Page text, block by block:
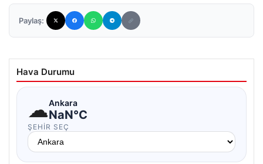
Paylaş:
Hava Durumu
☁Ankara
NaN°C
ŞEHIR SEÇ